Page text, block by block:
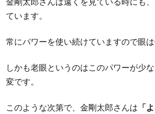
ています。
常にパワーを使い続けていますので眼は
しかも老眼というのはこのパワーが少
変です。
このような次第で、金剛太郎さんは 「